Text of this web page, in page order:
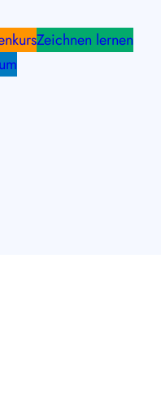
Zeichnen lernen